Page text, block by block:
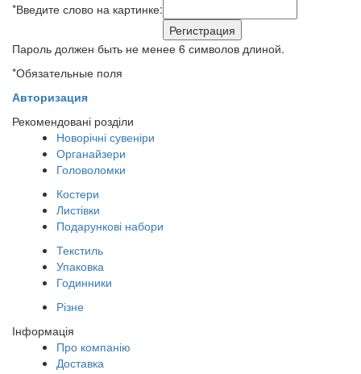
*Введите слово на картинке:
Пароль должен быть не менее 6 символов длиной.
*Обязательные поля
Авторизация
Рекомендовані розділи
Новорічні сувеніри
Органайзери
Головоломки
Костери
Листівки
Подарункові набори
Текстиль
Упаковка
Годинники
Різне
Інформація
Про компанію
Доставка